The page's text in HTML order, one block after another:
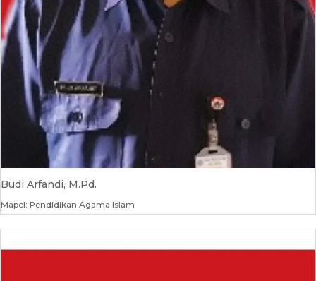
Budi Arfandi, M.Pd.
Mapel: Pendidikan Agama Islam